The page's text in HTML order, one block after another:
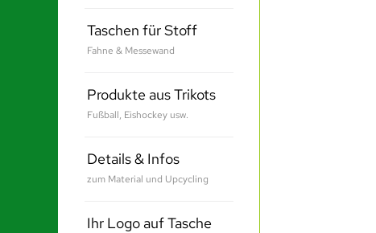
Taschen für Stoff
Fahne & Messewand
Produkte aus Trikots
Fußball, Eishockey usw.
Details & Infos
zum Material und Upcycling
Ihr Logo auf Tasche